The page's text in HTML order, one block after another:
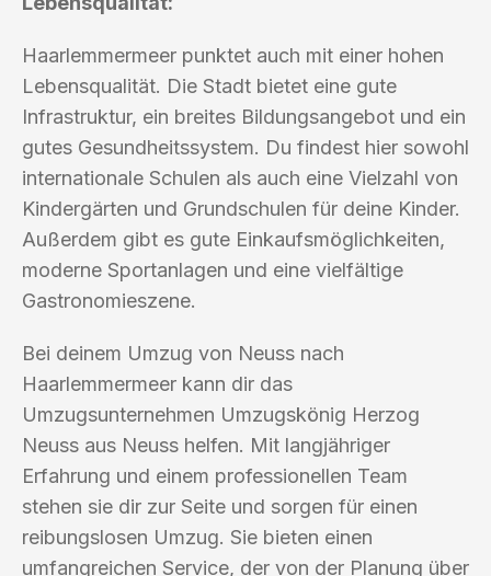
Haarlemmermeer punktet auch mit einer hohen
Lebensqualität. Die Stadt bietet eine gute
Infrastruktur, ein breites Bildungsangebot und ein
gutes Gesundheitssystem. Du findest hier sowohl
internationale Schulen als auch eine Vielzahl von
Kindergärten und Grundschulen für deine Kinder.
Außerdem gibt es gute Einkaufsmöglichkeiten,
moderne Sportanlagen und eine vielfältige
Gastronomieszene.
Bei deinem Umzug von Neuss nach
Haarlemmermeer kann dir das
Umzugsunternehmen Umzugskönig Herzog
Neuss aus Neuss helfen. Mit langjähriger
Erfahrung und einem professionellen Team
stehen sie dir zur Seite und sorgen für einen
reibungslosen Umzug. Sie bieten einen
umfangreichen Service, der von der Planung über